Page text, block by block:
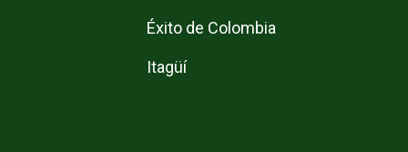
Éxito de Colombia
Itagüí